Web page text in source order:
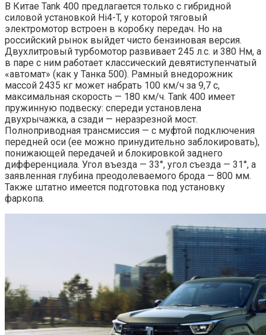
В Китае Tank 400 предлагается только с гибридной
силовой установкой Hi4-T, у которой тяговый
электромотор встроен в коробку передач. Но на
российский рынок выйдет чисто бензиновая версия.
Двухлитровый турбомотор развивает 245 л.с. и 380 Нм, а
в паре с ним работает классический девятиступенчатый
«автомат» (как у Танка 500). Рамный внедорожник
массой 2435 кг может набрать 100 км/ч за 9,7 с,
максимальная скорость — 180 км/ч. Tank 400 имеет
пружинную подвеску: спереди установлена
двухрычажка, а сзади — неразрезной мост.
Полноприводная трансмиссия — с муфтой подключения
передней оси (ее можно принудительно заблокировать),
понижающей передачей и блокировкой заднего
дифференциала. Угол въезда — 33°, угол съезда — 31°, а
заявленная глубина преодолеваемого брода — 800 мм.
Также штатно имеется подготовка под установку
фаркопа.